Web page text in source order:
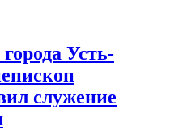
Усть-
служение